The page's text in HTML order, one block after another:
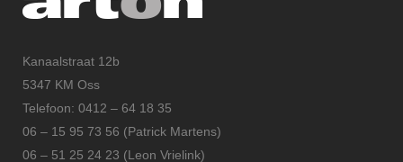
Kanaalstraat 12b
5347 KM Oss
Telefoon: 0412 – 64 18 35
06 – 15 95 73 56 (Patrick Martens)
06 – 51 25 24 23 (Leon Vrielink)